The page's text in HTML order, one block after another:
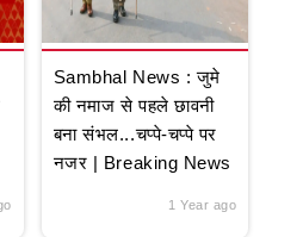
Sambhal News : जुमे
की नमाज से पहले छावनी
बना संभल...चप्पे-चप्पे पर
नजर | Breaking News
1 Year ago